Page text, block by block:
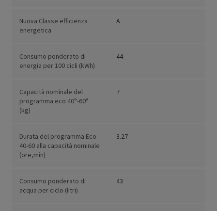
Nuova Classe efficienza
energetica
A
Consumo ponderato di
energia per 100 cicli (kWh)
44
Capacità nominale del
programma eco 40°-60°
(kg)
7
Durata del programma Eco
40-60 alla capacità nominale
(ore,min)
3.27
Consumo ponderato di
acqua per ciclo (litri)
43